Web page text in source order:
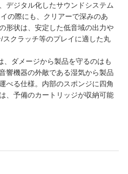
デジタル化したサウンドシステム
の際にも、クリアーで深みのあ
形状は、安定した低音域の出力や
クラッチ等のプレイに適した丸
、ダメージから製品を守るのはも
響機器の外敵である湿気から製品
べる仕様。内部のスポンジに四角
、予備のカートリッジが収納可能